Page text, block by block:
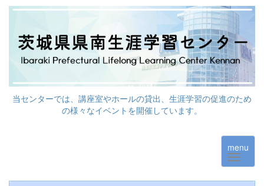
当センターでは、講座室やホールの貸出、生涯学習の促進のため
の様々なイベントを開催しています。
menu